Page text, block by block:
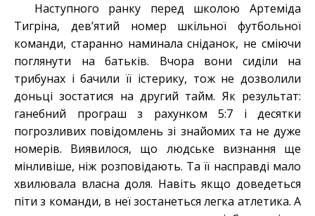
Наступного ранку перед школою Артеміда
Тигріна, дев’ятий номер шкільної футбольної
команди, старанно наминала сніданок, не сміючи
поглянути на батьків. Вчора вони сиділи на
трибунах і бачили її істерику, тож не дозволили
доньці зостатися на другий тайм. Як результат:
ганебний програш з рахунком 5:7 і десятки
погрозливих повідомлень зі знайомих та не дуже
номерів. Виявилося, що людське визнання ще
мінливіше, ніж розповідають. Та її насправді мало
хвилювала власна доля. Навіть якщо доведеться
піти з команди, в неї зостанеться легка атлетика. А